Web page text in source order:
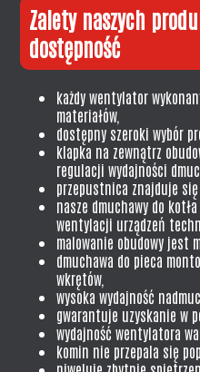
Zalety naszych
dostępność
każdy wentylator
materiałów,
dostępny szeroki wybór
klapka na zewnątrz
regulacji wydajności
przepustnica znajduje się
nasze dmuchawy do
wentylacji urządzeń
malowanie obudowy jest
dmuchawa do pieca
wkrętów,
wysoka wydajność
gwarantuje uzyskanie w
wydajność wentylatora
komin nie przepala się